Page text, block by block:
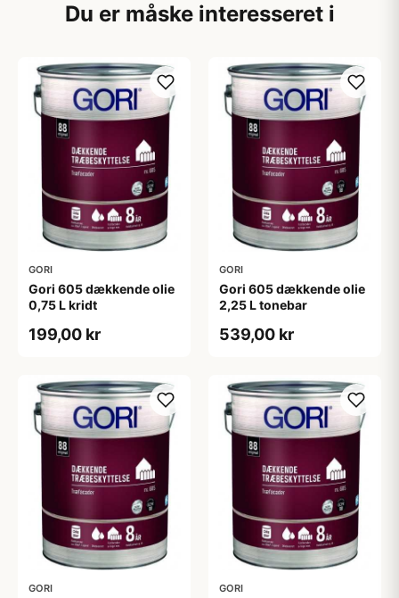
Du er måske interesseret i
GORI
Gori 605 dækkende olie
0,75 L kridt
199,00 kr
GORI
Gori 605 dækkende olie
2,25 L tonebar
539,00 kr
GORI GORI